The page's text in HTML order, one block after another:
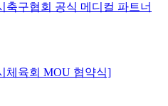
구협회 공식 메디컬 파트너
체육회 MOU 협약식]